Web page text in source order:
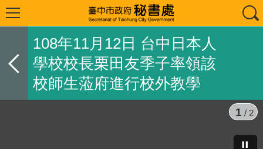
108年11月12日 台中日本人
學校校長栗田友季子率領該
校師生蒞府進行校外教學
1 / 2